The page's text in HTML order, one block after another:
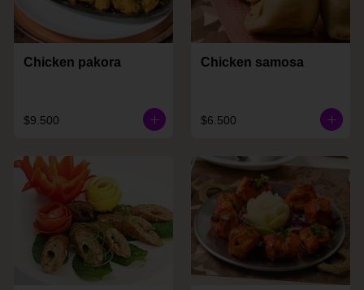
Chicken pakora
$9.500
Chicken samosa
$6.500